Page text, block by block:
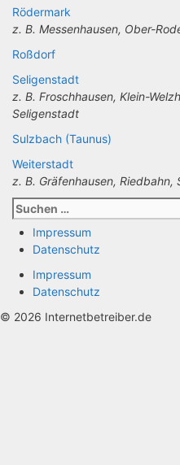
Rödermark
z. B. Messenhausen, Ober-
Roßdorf
Seligenstadt
z. B. Froschhausen, Klein-
Seligenstadt
Sulzbach (Taunus)
Weiterstadt
z. B. Gräfenhausen,
Suchen
nach:
Impressum
Datenschutz
Impressum
Datenschutz
© 2026 Internetbetreiber.de